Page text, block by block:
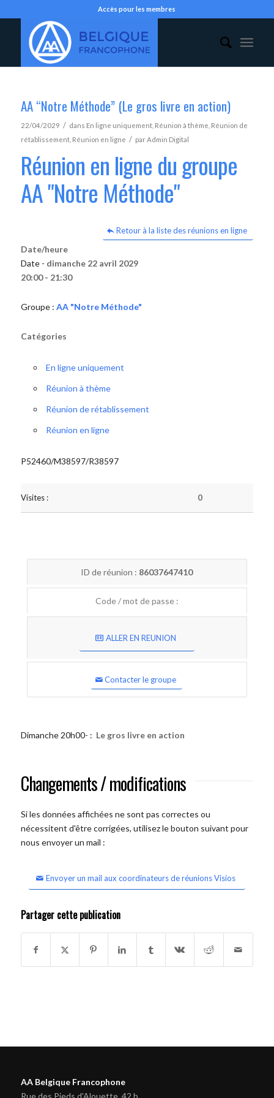
Accès pour les membres
AA “Notre Méthode” (Le gros livre en action)
22/04/2029 / dans En ligne uniquement, Réunion à thème Réunion de
rétablissement, Réunion en ligne / parAdmin Digital
Réunion en ligne du groupe
AA "Notre Méthode"
Retour à la liste des réunions en ligne
Date/heure
Date - dimanche 22 avril 2029
20:00 - 21:30
Groupe : AA "Notre Méthode"
Catégories
En ligne uniquement
Réunion à thème
Réunion de rétablissement
Réunion en ligne
P52460/M38597/R38597
Visites : 0
ID de réunion : 86037647410
Code / mot de passe :
ALLER EN REUNION
Contacter le groupe
Dimanche 20h00- : Le gros livre en action
Changements / modifications
Si les données affichées ne sont pas correctes ou
nécessitent d'être corrigées, utilisez le bouton suivant pour
nous envoyer un mail :
Envoyer un mail aux coordinateurs de réunions Visios
Partager cette publication
AA Belgique Francophone
Rue des Pieds d'Alouette, 42 b